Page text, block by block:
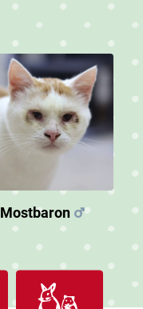
Mostbaron